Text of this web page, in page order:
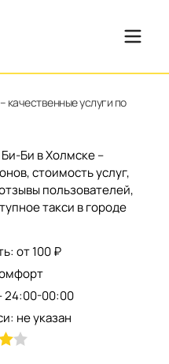
качественные услуги по
Би-Би в Холмске –
стоимость услуг,
пользователей,
такси в городе
от 100 ₽
24:00-00:00
не указан